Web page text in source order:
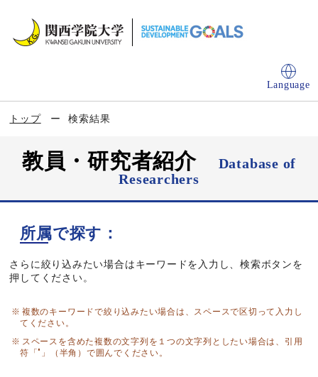
Language
トップ 検索結果
教員・研究者紹介
Database of
Researchers
所属で探す：
さらに絞り込みたい場合はキーワードを入力し、検索ボタンを
押してください。
複数のキーワードで絞り込みたい場合は、スペースで区切って入力し
てください。
スペースを含めた複数の文字列を１つの文字列としたい場合は、引用
符「"」（半角）で囲んでください。